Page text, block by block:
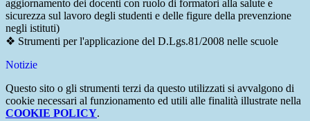
aggiornamento dei docenti con ruolo di formatori alla salute e
sicurezza sul lavoro degli studenti e delle figure della prevenzione
negli istituti)
❖ Strumenti per l'applicazione del D.Lgs.81/2008 nelle scuole
Notizie
Questo sito o gli strumenti terzi da questo utilizzati si avvalgono di
cookie necessari al funzionamento ed utili alle finalità illustrate nella
COOKIE POLICY.